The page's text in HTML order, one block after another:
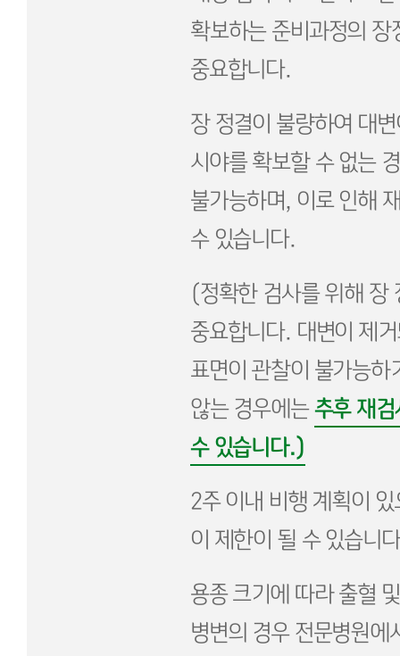
확보하는 준비과정의
중요합니다.
장 정결이 불량하여 대
시야를 확보할 수 없는
불가능하며, 이로 인해
수 있습니다.
(정확한 검사를 위해 장
중요합니다. 대변이 제
표면이 관찰이 불가능
않는 경우에는추후 재
수 있습니다.)
2주 이내 비행 계획이
이 제한이 될 수 있습니
용종 크기에 따라 출혈
병변의 경우 전문병원에